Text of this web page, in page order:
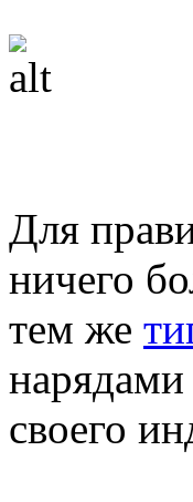
Для
ничего
тем же
своего